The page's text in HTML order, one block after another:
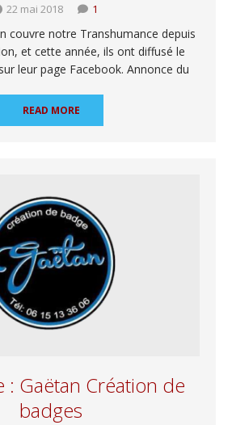
22 mai 2018 1
couvre notre Transhumance depuis
et cette année, ils ont diffusé le
leur page Facebook. Annonce du
READ MORE
: Gaëtan Création de
badges